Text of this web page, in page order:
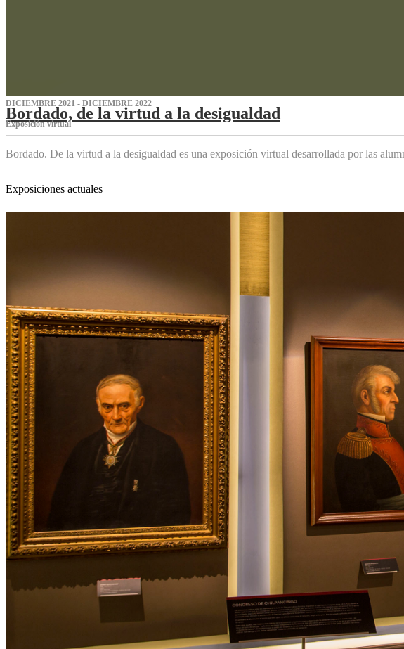
DICIEMBRE 2021 - DICIEMBRE 2022
Bordado, de la virtud a la desigualdad
Exposición virtual‌
Bordado. De la virtud a la desigualdad es una exposición virtual desarrollada por las
Exposiciones actuales